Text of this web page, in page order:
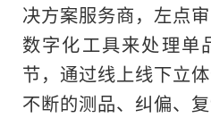
决方案服务商，左点
数字化工具来处理单
节，通过线上线下立
不断的测品、纠偏、